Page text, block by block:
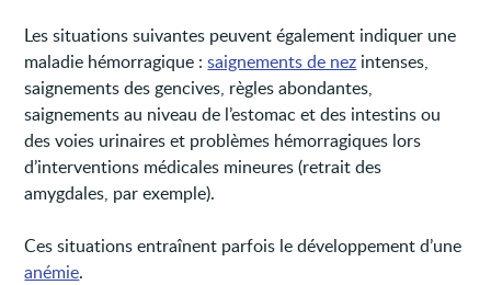
Les situations suivantes peuvent également indiquer une
maladie hémorragique :saignements de nez intenses,
saignements des gencives, règles abondantes,
saignements au niveau de l’estomac et des intestins ou
des voies urinaires et problèmes hémorragiques lors
d’interventions médicales mineures (retrait des
amygdales, par exemple).
Ces situations entraînent parfois le développement d’une
anémie.